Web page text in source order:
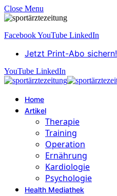
Close Menu
FacebookYouTube LinkedIn
Jetzt Print-Abo sichern!
YouTube LinkedIn
Home
Artikel
Therapie
Training
Operation
Ernährung
Kardiologie
Psychologie
Health Mediathek